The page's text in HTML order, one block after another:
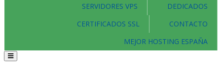
SERVIDORES VPS
DEDICADOS
CERTIFICADOS SSL
CONTACTO
MEJOR HOSTING ESPAÑA